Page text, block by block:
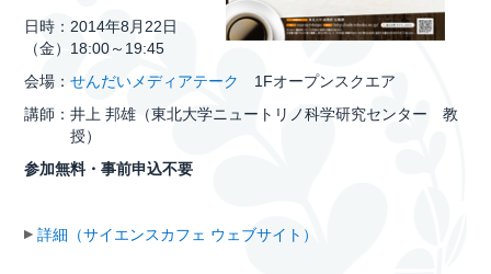
日時：2014年8月22日
（金）18:00～19:45
会場：せんだいメディアテーク
1Fオープンスクエア
講師：井上 邦雄（東北大学ニュートリノ科学研究センター 教
授）
参加無料・事前申込不要
詳細（サイエンスカフェ ウェブサイト）